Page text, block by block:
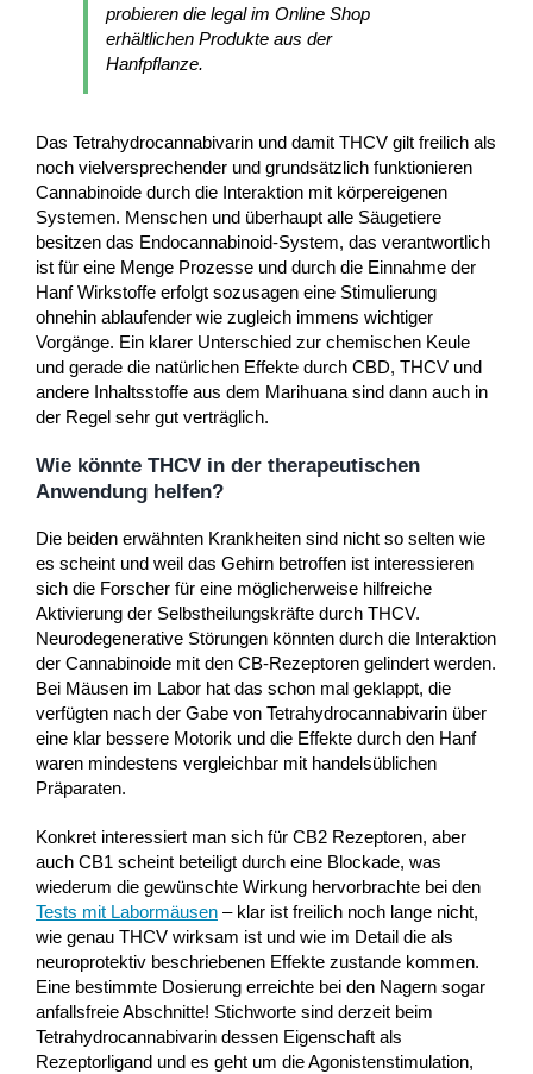
probieren die legal im Online Shop
erhältlichen Produkte aus der
Hanfpflanze.
Das Tetrahydrocannabivarin und damit THCV gilt freilich als
noch vielversprechender und grundsätzlich funktionieren
Cannabinoide durch die Interaktion mit körpereigenen
Systemen. Menschen und überhaupt alle Säugetiere
besitzen das Endocannabinoid-System, das verantwortlich
ist für eine Menge Prozesse und durch die Einnahme der
Hanf Wirkstoffe erfolgt sozusagen eine Stimulierung
ohnehin ablaufender wie zugleich immens wichtiger
Vorgänge. Ein klarer Unterschied zur chemischen Keule
und gerade die natürlichen Effekte durch CBD, THCV und
andere Inhaltsstoffe aus dem Marihuana sind dann auch in
der Regel sehr gut verträglich.
Wie könnte THCV in der therapeutischen
Anwendung helfen?
Die beiden erwähnten Krankheiten sind nicht so selten wie
es scheint und weil das Gehirn betroffen ist interessieren
sich die Forscher für eine möglicherweise hilfreiche
Aktivierung der Selbstheilungskräfte durch THCV.
Neurodegenerative Störungen könnten durch die Interaktion
der Cannabinoide mit den CB-Rezeptoren gelindert werden.
Bei Mäusen im Labor hat das schon mal geklappt, die
verfügten nach der Gabe von Tetrahydrocannabivarin über
eine klar bessere Motorik und die Effekte durch den Hanf
waren mindestens vergleichbar mit handelsüblichen
Präparaten.
Konkret interessiert man sich für CB2 Rezeptoren, aber
auch CB1 scheint beteiligt durch eine Blockade, was
wiederum die gewünschte Wirkung hervorbrachte bei den
Tests mit Labormäusen – klar ist freilich noch lange nicht,
wie genau THCV wirksam ist und wie im Detail die als
neuroprotektiv beschriebenen Effekte zustande kommen.
Eine bestimmte Dosierung erreichte bei den Nagern sogar
anfallsfreie Abschnitte! Stichworte sind derzeit beim
Tetrahydrocannabivarin dessen Eigenschaft als
Rezeptorligand und es geht um die Agonistenstimulation,